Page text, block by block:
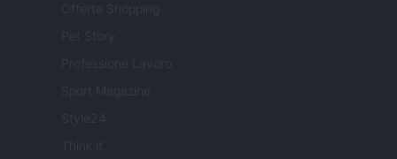
Offerte Shopping
Professione Lavoro
Sport Magazine
Style24
Think.it